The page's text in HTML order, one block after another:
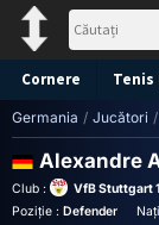
Cornere Tenis
Germania / Jucători /
Alexandre
Club :
VfB Stuttgart
Poziție : Defender